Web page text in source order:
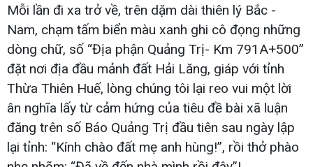
Mỗi lần đi xa trở về, trên dặm dài thiên lý Bắc -
Nam, chạm tấm biển màu xanh ghi cô đọng những
dòng chữ, số “Địa phận Quảng Trị- Km 791A+500”
đặt nơi địa đầu mảnh đất Hải Lăng, giáp với tỉnh
Thừa Thiên Huế, lòng chúng tôi lại reo vui một lời
ân nghĩa lấy từ cảm hứng của tiêu đề bài xã luận
đăng trên số Báo Quảng Trị đầu tiên sau ngày lập
lại tỉnh: “Kính chào đất mẹ anh hùng!”, rồi thở phào